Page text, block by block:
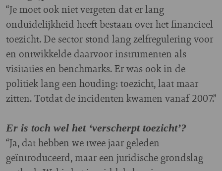
“Je moet ook niet vergeten dat er lang
onduidelijkheid heeft bestaan over het financieel
toezicht. De sector stond lang zelfregulering voor
en ontwikkelde daarvoor instrumenten als
visitaties en benchmarks. Er was ook in de
politiek lang een houding: toezicht, laat maar
zitten. Totdat de incidenten kwamen vanaf 2007.”
Er is toch wel het ‘verscherpt toezicht’?
“Ja, dat hebben we twee jaar geleden
geïntroduceerd, maar een juridische grondslag